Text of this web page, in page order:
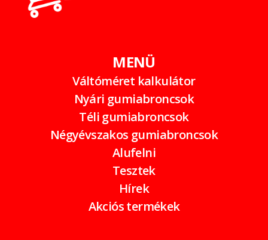
MENÜ
Váltóméret kalkulátor
Nyári gumiabroncsok
Téli gumiabroncsok
Négyévszakos gumiabroncsok
Alufelni
Tesztek
Hírek
Akciós termékek